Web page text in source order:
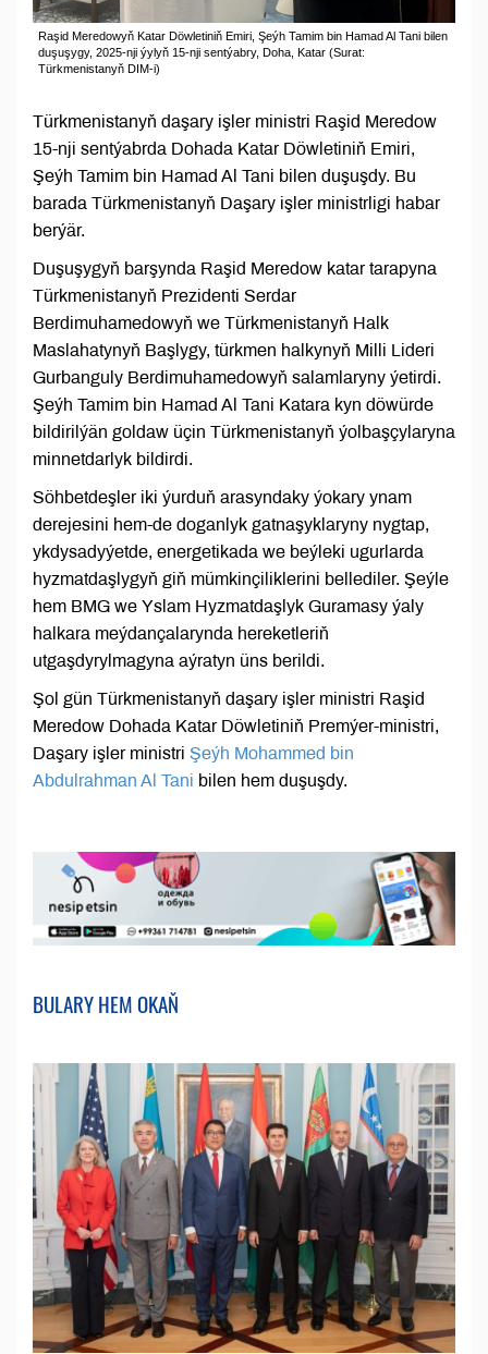
Raşid Meredowyň Katar Döwletiniň Emiri, Şeýh Tamim bin Hamad Al Tani bilen
duşuşygy, 2025-nji ýylyň 15-nji sentýabry, Doha, Katar (Surat:
Türkmenistanyň DIM-i)
Türkmenistanyň daşary işler ministri Raşid Meredow
15-nji sentýabrda Dohada Katar Döwletiniň Emiri,
Şeýh Tamim bin Hamad Al Tani bilen duşuşdy. Bu
barada Türkmenistanyň Daşary işler ministrligi habar
berýär.
Duşuşygyň barşynda Raşid Meredow katar tarapyna
Türkmenistanyň Prezidenti Serdar
Berdimuhamedowyň we Türkmenistanyň Halk
Maslahatynyň Başlygy, türkmen halkynyň Milli Lideri
Gurbanguly Berdimuhamedowyň salamlaryny ýetirdi.
Şeýh Tamim bin Hamad Al Tani Katara kyn döwürde
bildirilýän goldaw üçin Türkmenistanyň ýolbaşçylaryna
minnetdarlyk bildirdi.
Söhbetdeşler iki ýurduň arasyndaky ýokary ynam
derejesini hem-de doganlyk gatnaşyklaryny nygtap,
ykdysadyýetde, energetikada we beýleki ugurlarda
hyzmatdaşlygyň giň mümkinçiliklerini bellediler. Şeýle
hem BMG we Yslam Hyzmatdaşlyk Guramasy ýaly
halkara meýdançalarynda hereketleriň
utgaşdyrylmagyna aýratyn üns berildi.
Şol gün Türkmenistanyň daşary işler ministri Raşid
Meredow Dohada Katar Döwletiniň Premýer-ministri,
Daşary işler ministri Şeýh Mohammed bin
Abdulrahman Al Tani bilen hem duşuşdy.
BULARY HEM OKAŇ